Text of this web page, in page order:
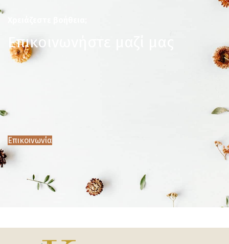
Επικοινωνήστε μαζί μας
Επικοινωνία